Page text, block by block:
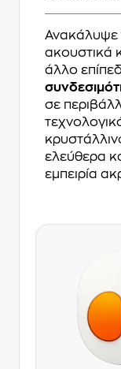
Ανακάλυψε
ακουστικά
άλλο
σε
ελεύθερα
εμπειρία